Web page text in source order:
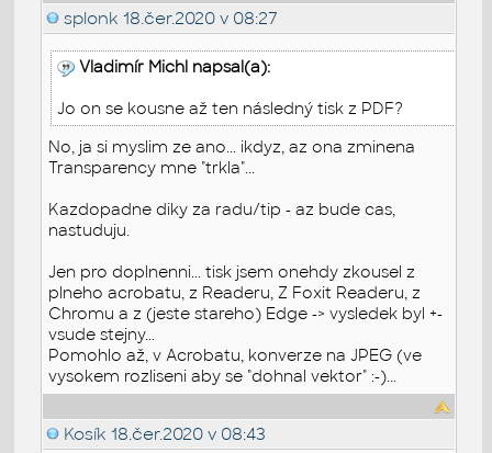
splonk 18.čer.2020 v 08:27
Vladimír Michl napsal(a):
Jo on se kousne až ten následný tisk z PDF?
No, ja si myslim ze ano... ikdyz, az ona zminena
Transparency mne "trkla"...
Kazdopadne diky za radu/tip - az bude cas,
nastuduju.
Jen pro doplnenni... tisk jsem onehdy zkousel z
plneho acrobatu, z Readeru, Z Foxit Readeru, z
Chromu a z (jeste stareho) Edge -> vysledek byl +-
vsude stejny...
Pomohlo až, v Acrobatu, konverze na JPEG (ve
vysokem rozliseni aby se "dohnal vektor" :-)...
Kosík 18.čer.2020 v 08:43